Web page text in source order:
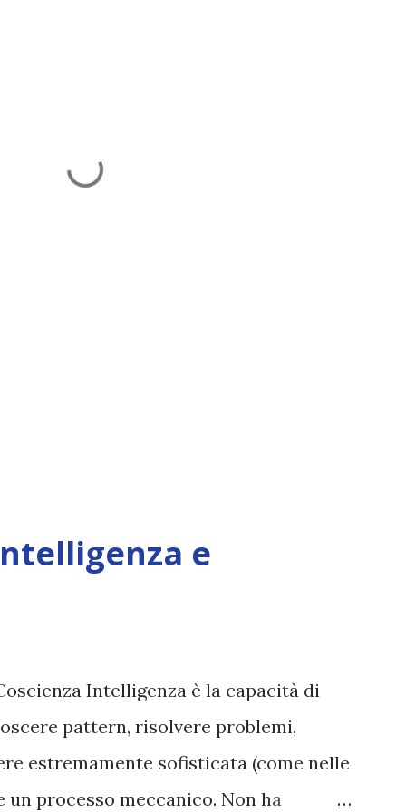
e
Intelligenza è la capacità di
pattern, risolvere problemi,
estremamente sofisticata (come nelle
processo meccanico. Non ha